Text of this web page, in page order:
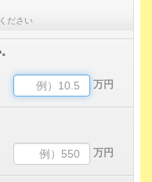
ださい
万円
万円